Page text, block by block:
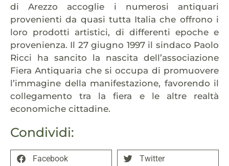
Condividi:
Facebook Twitter
di Arezzo accoglie i numerosi antiquari
provenienti da quasi tutta Italia che offrono i
loro prodotti artistici, di differenti epoche e
provenienza. Il 27 giugno 1997 il sindaco Paolo
Ricci ha sancito la nascita dell’associazione
Fiera Antiquaria che si occupa di promuovere
l’immagine della manifestazione, favorendo il
collegamento tra la fiera e le altre realtà
economiche cittadine.